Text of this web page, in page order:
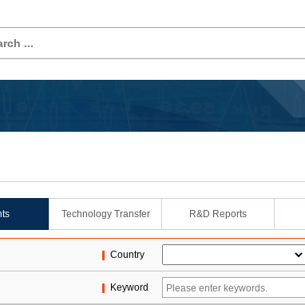
Technology Transfer R&D Reports
Country
Keyword